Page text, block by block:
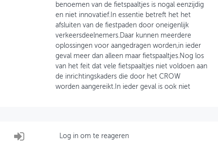
ADRESSENBOEK
OVER FIETSBERAAD
THEMASITES
MIJN PROFIEL
GEBRUIKER
benoemen van de fietspaaltjes is nogal eenzijdig
en niet innovatief.In essentie betreft het het
afsluiten van de fiestpaden door oneigenlijk
verkeersdeelnemers.Daar kunnen meerdere
oplossingen voor aangedragen worden,in ieder
geval meer dan alleen maar fietspaaltjes.Nog los
van het feit dat vele fietspaaltjes niet voldoen aan
de inrichtingskaders die door het CROW
worden aangereikt.In ieder geval is ook niet
Log in om te reageren